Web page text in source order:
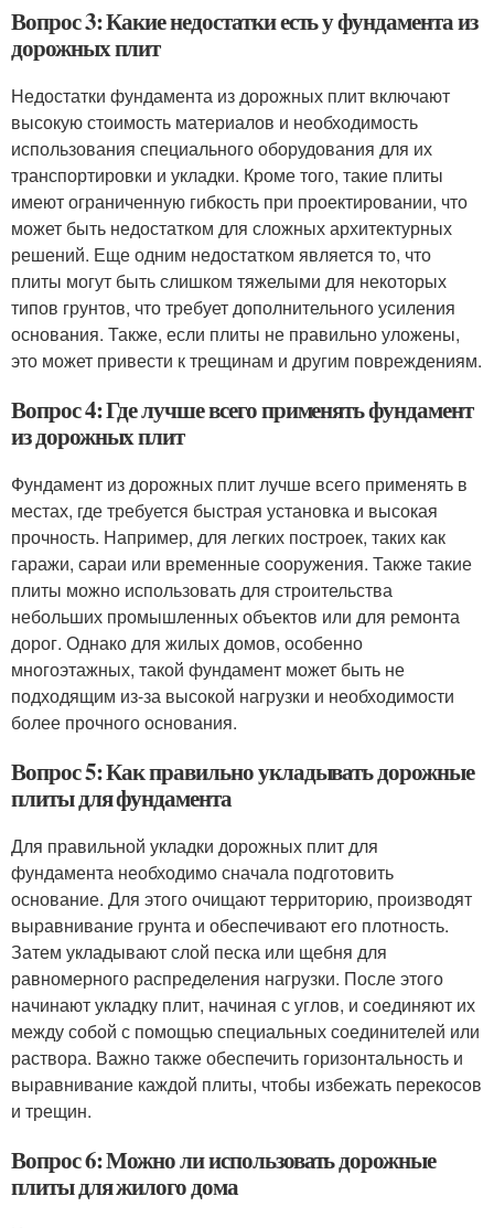
Вопрос 3: Какие недостатки есть у фундамента из
дорожных плит
Недостатки фундамента из дорожных плит включают
высокую стоимость материалов и необходимость
использования специального оборудования для их
транспортировки и укладки. Кроме того, такие плиты
имеют ограниченную гибкость при проектировании, что
может быть недостатком для сложных архитектурных
решений. Еще одним недостатком является то, что
плиты могут быть слишком тяжелыми для некоторых
типов грунтов, что требует дополнительного усиления
основания. Также, если плиты не правильно уложены,
это может привести к трещинам и другим повреждениям.
Вопрос 4: Где лучше всего применять фундамент
из дорожных плит
Фундамент из дорожных плит лучше всего применять в
местах, где требуется быстрая установка и высокая
прочность. Например, для легких построек, таких как
гаражи, сараи или временные сооружения. Также такие
плиты можно использовать для строительства
небольших промышленных объектов или для ремонта
дорог. Однако для жилых домов, особенно
многоэтажных, такой фундамент может быть не
подходящим из-за высокой нагрузки и необходимости
более прочного основания.
Вопрос 5: Как правильно укладывать дорожные
плиты для фундамента
Для правильной укладки дорожных плит для
фундамента необходимо сначала подготовить
основание. Для этого очищают территорию, производят
выравнивание грунта и обеспечивают его плотность.
Затем укладывают слой песка или щебня для
равномерного распределения нагрузки. После этого
начинают укладку плит, начиная с углов, и соединяют их
между собой с помощью специальных соединителей или
раствора. Важно также обеспечить горизонтальность и
выравнивание каждой плиты, чтобы избежать перекосов
и трещин.
Вопрос 6: Можно ли использовать дорожные
плиты для жилого дома